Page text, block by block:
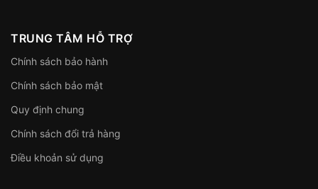
TRUNG TÂM HỖ TRỢ
Chính sách bảo hành
Chính sách bảo mật
Quy định chung
Chính sách đổi trả hàng
Điều khoản sử dụng